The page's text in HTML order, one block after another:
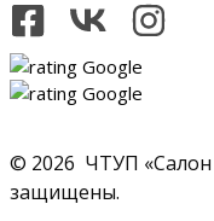
© 2026 ЧТУП «Салон
защищены.